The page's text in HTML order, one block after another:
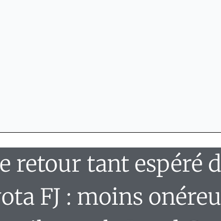
retour tant espéré
FJ : moins